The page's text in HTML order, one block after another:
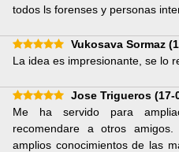
todos ls forenses y personas
Vukosava Sormaz
La idea es impresionante, se lo
Jose Trigueros (17-
Me ha servido para
recomendare a otros
amplios conocimientos de las